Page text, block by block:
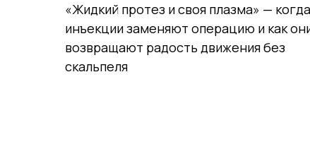
«Жидкий протез и своя плазма» — когда
инъекции заменяют операцию и как
возвращают радость движения без
скальпеля